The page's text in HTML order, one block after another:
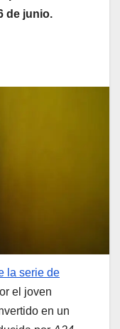
de junio.
la serie de
el joven
en un